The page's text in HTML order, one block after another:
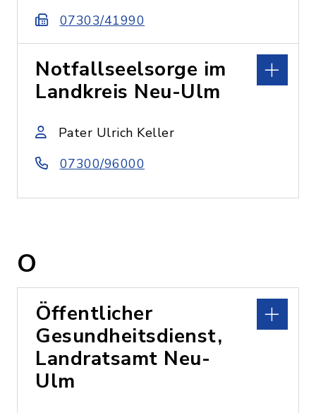
07303/41990
Notfallseelsorge im
Landkreis Neu-Ulm
Pater Ulrich Keller
07300/96000
O
Öffentlicher
Gesundheitsdienst,
Landratsamt Neu-
Ulm